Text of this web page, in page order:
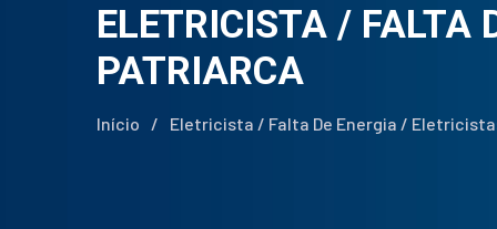
ELETRICISTA / FALTA
PATRIARCA
Início / Eletricista / Falta De Energia /